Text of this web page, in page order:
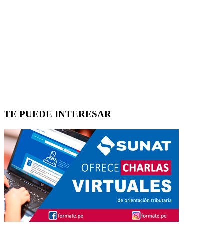
TE PUEDE INTERESAR